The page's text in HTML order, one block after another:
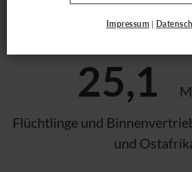
Impressum |
25,1
Flüchtlinge und
und